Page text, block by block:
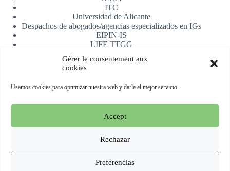
Gérer le consentement aux
cookies
Usamos cookies para optimizar nuestra web y darle el mejor servicio.
Accept
Rechazar
Preferencias
ITC
Universidad de Alicante
Despachos de abogados/agencias especializados en IGs
EIPIN-IS
LIFE TTGG
Registrarse
Copyright © 2026 oriGIn | Organization for an International
Geographical Indications Network -Web alojada y manejada